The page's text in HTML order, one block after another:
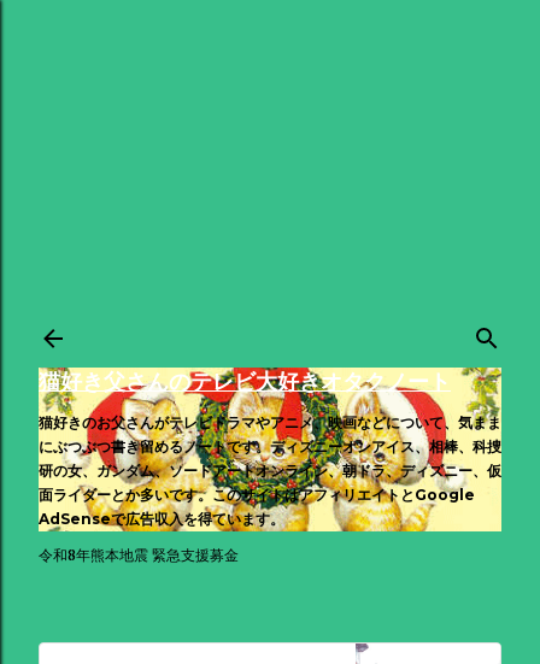
猫好き父さんのテレビ大好きオタクノート
猫好きのお父さんがテレビドラマやアニメ、映画などについて、気まま
にぶつぶつ書き留めるノートです。ディズニーオンアイス、相棒、科捜
研の女、ガンダム、ソードアートオンライン、朝ドラ、ディズニー、仮
面ライダーとか多いです。このサイトはアフィリエイトとGoogle
AdSenseで広告収入を得ています。
令和8年熊本地震 緊急支援募金